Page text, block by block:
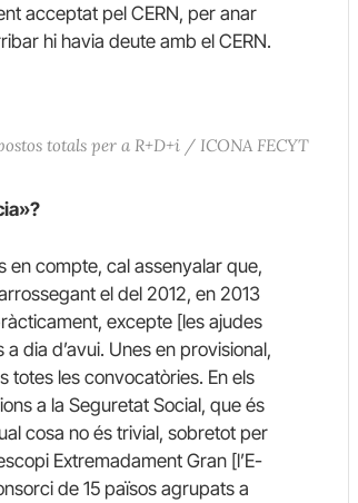
acceptat pel CERN, per anar
hi havia deute amb el CERN.
totals per a R+D+i / ICONA FECYT
en compte, cal assenyalar que,
el del 2012, en 2013
excepte [les ajudes
dia d’avui. Unes en provisional,
totes les convocatòries. En els
a la Seguretat Social, que és
cosa no és trivial, sobretot per
Extremadament Gran [l’E-
de 15 països agrupats a